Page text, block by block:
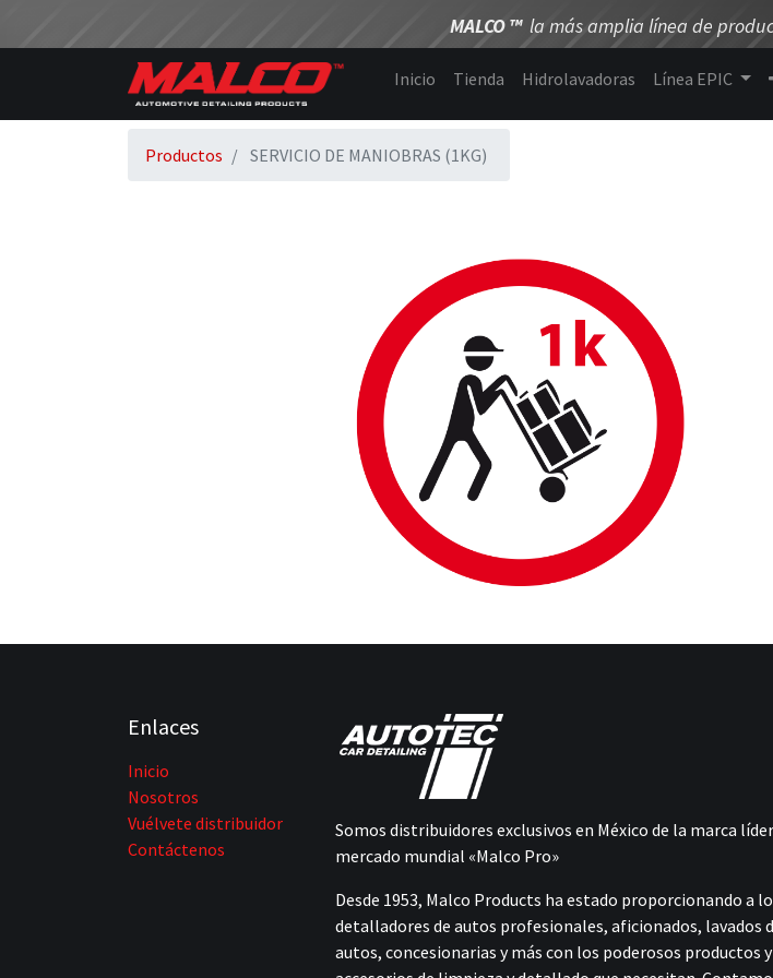
MALCO™ la más amplia línea de
Inicio Tienda Hidrolavadoras Línea EPIC
Productos SERVICIO DE MANIOBRAS (1KG)
Enlaces
Inicio
Nosotros
Vuélvete distribuidor
Contáctenos
Somos distribuidores exclusivos en México de la marca
mercado mundial «Malco Pro»
Desde 1953, Malco Products ha estado proporcionando a
detalladores de autos profesionales, aficionados, lavados
autos, concesionarias y más con los poderosos productos y